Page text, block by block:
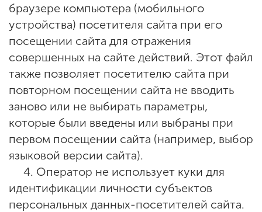
браузере компьютера (мобильного
устройства) посетителя сайта при его
посещении сайта для отражения
совершенных на сайте действий. Этот файл
также позволяет посетителю сайта при
повторном посещении сайта не вводить
заново или не выбирать параметры,
которые были введены или выбраны при
первом посещении сайта (например, выбор
языковой версии сайта).
4. Оператор не использует куки для
идентификации личности субъектов
персональных данных-посетителей сайта.